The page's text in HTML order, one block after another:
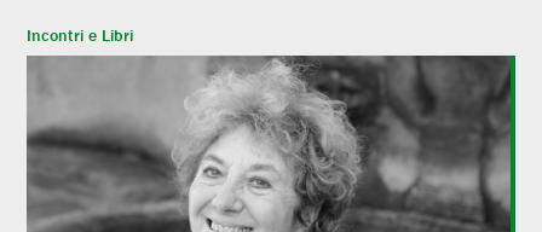
Incontri e Libri